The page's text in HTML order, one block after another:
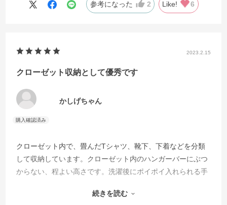
参考になった 2 Like! 6
2023.2.15
クローゼット収納として優秀です
かしげちゃん
クローゼット内で、畳んだTシャツ、靴下、下着などを分類
して収納しています。クローゼット内のハンガーバーにぶつ
からない、程よい高さです。洗濯後にポイポイ入れられる手
ト収納用のプラ引き出しケースを使用していましたが、こち
続きを読む